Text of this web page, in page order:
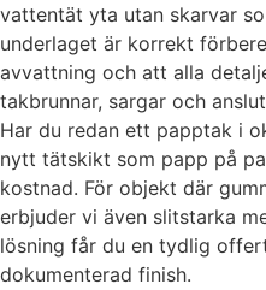
vattentät yta utan skarvar
underlaget är korrekt
avvattning och att alla
takbrunnar, sargar och
Har du redan ett papptak i
nytt tätskikt som papp på
kostnad. För objekt där
erbjuder vi även slitstarka
lösning får du en tydlig
dokumenterad finish.